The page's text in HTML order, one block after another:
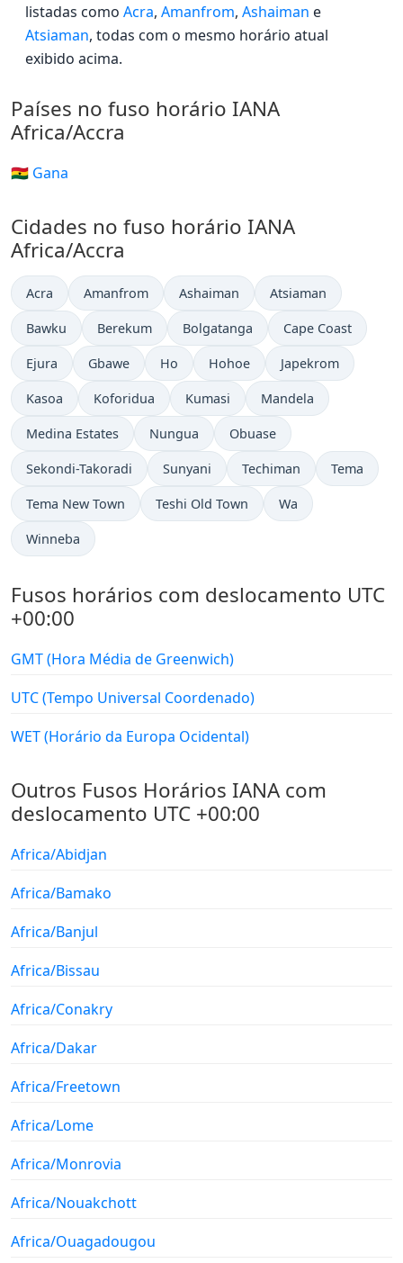
listadas como Acra, Amanfrom, Ashaiman e
Atsiaman, todas com o mesmo horário atual
exibido acima.
Países no fuso horário IANA
Africa/Accra
🇬🇭 Gana
Cidades no fuso horário IANA
Africa/Accra
Acra Amanfrom Ashaiman Atsiaman
Bawku Berekum Bolgatanga Cape Coast
Ejura Gbawe Ho Hohoe Japekrom
Kasoa Koforidua Kumasi Mandela
Medina Estates Nungua Obuase
Sekondi-Takoradi Sunyani Techiman Tema
Tema New Town Teshi Old Town Wa
Winneba
Fusos horários com deslocamento UTC
+00:00
GMT (Hora Média de Greenwich)
UTC (Tempo Universal Coordenado)
WET (Horário da Europa Ocidental)
Outros Fusos Horários IANA com
deslocamento UTC +00:00
Africa/Abidjan
Africa/Bamako
Africa/Banjul
Africa/Bissau
Africa/Conakry
Africa/Dakar
Africa/Freetown
Africa/Lome
Africa/Monrovia
Africa/Nouakchott
Africa/Ouagadougou